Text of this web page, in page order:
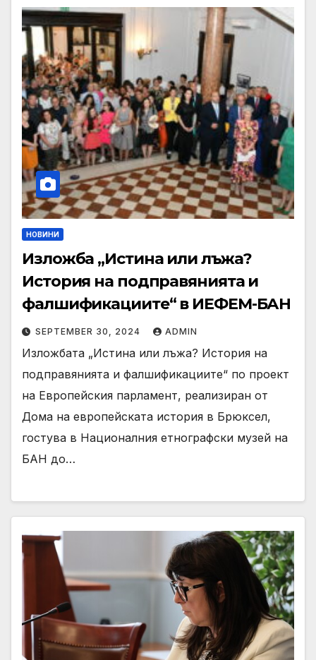
НОВИНИ
Изложба „Истина или лъжа?
История на подправянията и
фалшификациите“ в ИЕФЕМ-БАН
SEPTEMBER 30, 2024 ADMIN
Изложбата „Истина или лъжа? История на
подправянията и фалшификациите“ по проект
на Европейския парламент, реализиран от
Дома на европейската история в Брюксел,
гостува в Националния етнографски музей на
БАН до…